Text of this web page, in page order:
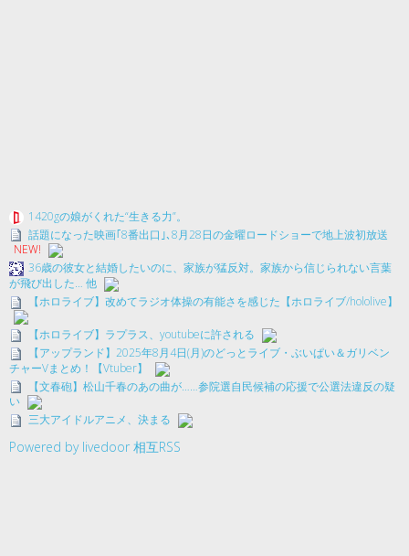
1420gの娘がくれた“生きる力”。
話題になった映画｢8番出口｣､8月28日の金曜ロードショーで地上波初放送
NEW!
36歳の彼女と結婚したいのに、家族が猛反対。家族から信じられない言葉
が飛び出した… 他
【ホロライブ】改めてラジオ体操の有能さを感じた【ホロライブ/hololive】
【ホロライブ】ラプラス、youtubeに許される
【アップランド】2025年8月4日(月)のどっとライブ・ぶいぱい＆ガリベン
チャーVまとめ！【Vtuber】
【文春砲】松山千春のあの曲が……参院選自民候補の応援で公選法違反の疑
い
三大アイドルアニメ、決まる
Powered by livedoor 相互RSS